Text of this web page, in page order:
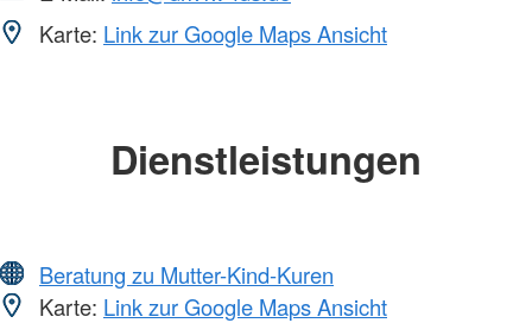
Karte: Link zur Google Maps Ansicht
Dienstleistungen
Beratung zu Mutter-Kind-Kuren
Karte: Link zur Google Maps Ansicht